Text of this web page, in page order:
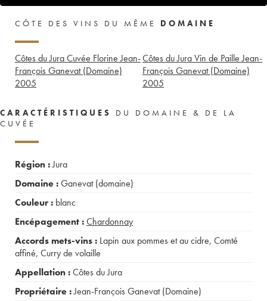
CÔTE DES VINS DU MÊME DOMAINE
Côtes du Jura Cuvée Florine Jean-
François Ganevat (Domaine)
2005
Côtes du Jura Vin de Paille Jean-
François Ganevat (Domaine)
2005
CARACTÉRISTIQUES
DU DOMAINE & DE LA
CUVÉE
Région :Jura
Domaine :Ganevat (domaine)
Couleur : blanc
Encépagement :Chardonnay
Accords mets-vins : Lapin aux pommes et au cidre, Comté
affiné, Curry de volaille
Appellation :Côtes du Jura
Propriétaire :Jean-François Ganevat (Domaine)